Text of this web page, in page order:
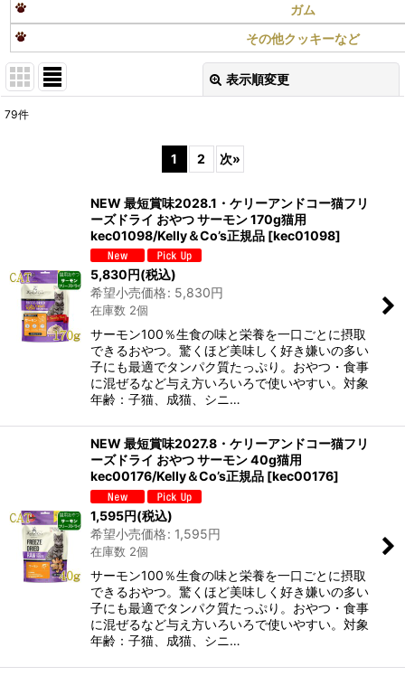
ガム
その他クッキーなど
表示順変更
絞り込む
79件
1 2 次»
NEW 最短賞味2028.1・ケリーアンドコー猫フリ
ーズドライ おやつ サーモン 170g猫用
kec01098/Kelly＆Co’s正規品 [kec01098]
5,830 円(税込)
希望小売価格: 5,830円
在庫数 2個
サーモン100％生食の味と栄養を一口ごとに摂取
できるおやつ。驚くほど美味しく好き嫌いの多い
子にも最適でタンパク質たっぷり。おやつ・食事
に混ぜるなど与え方いろいろで使いやすい。対象
年齢：子猫、成猫、シニ…
NEW 最短賞味2027.8・ケリーアンドコー猫フリ
ーズドライ おやつ サーモン 40g猫用
kec00176/Kelly＆Co’s正規品 [kec00176]
1,595円(税込)
希望小売価格: 1,595円
在庫数 2個
サーモン100％生食の味と栄養を一口ごとに摂取
できるおやつ。驚くほど美味しく好き嫌いの多い
子にも最適でタンパク質たっぷり。おやつ・食事
に混ぜるなど与え方いろいろで使いやすい。対象
年齢：子猫、成猫、シニ…